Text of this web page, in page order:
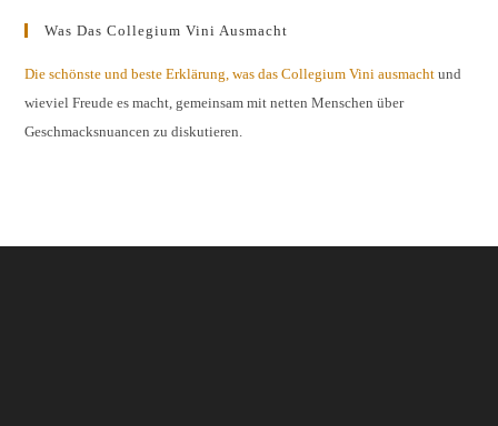
Was Das Collegium Vini Ausmacht
Die schönste und beste Erklärung, was das Collegium Vini ausmacht und
wieviel Freude es macht, gemeinsam mit netten Menschen über
Geschmacksnuancen zu diskutieren.